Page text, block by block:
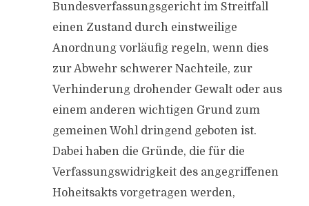
Bundesverfassungsgericht im Streitfall
einen Zustand durch einstweilige
Anordnung vorläufig regeln, wenn dies
zur Abwehr schwerer Nachteile, zur
Verhinderung drohender Gewalt oder aus
einem anderen wichtigen Grund zum
gemeinen Wohl dringend geboten ist.
Dabei haben die Gründe, die für die
Verfassungswidrigkeit des angegriffenen
Hoheitsakts vorgetragen werden,